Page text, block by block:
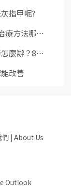
指甲呢?
療方法哪⋯
怎麼辦？8⋯
改善
們 | About Us
Outlook